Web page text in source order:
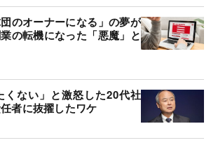
のオーナーになる」の夢が
の転機になった「悪魔」と
くない」と激怒した20代社
者に抜擢したワケ